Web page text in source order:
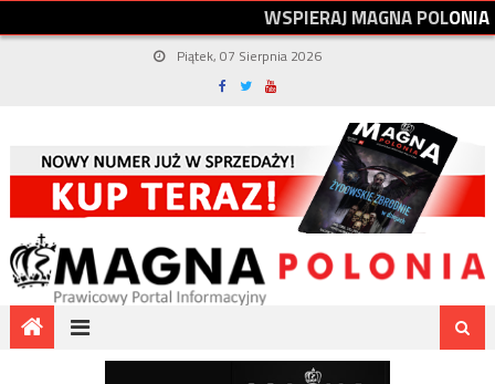
WSPIERAJMAGNAPOLONIA
Piątek, 07 Sierpnia 2026